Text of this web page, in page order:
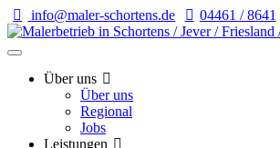
info@maler-schortens.de 04461 / 8641
Über uns
Über uns
Regional
Jobs
Leistungen